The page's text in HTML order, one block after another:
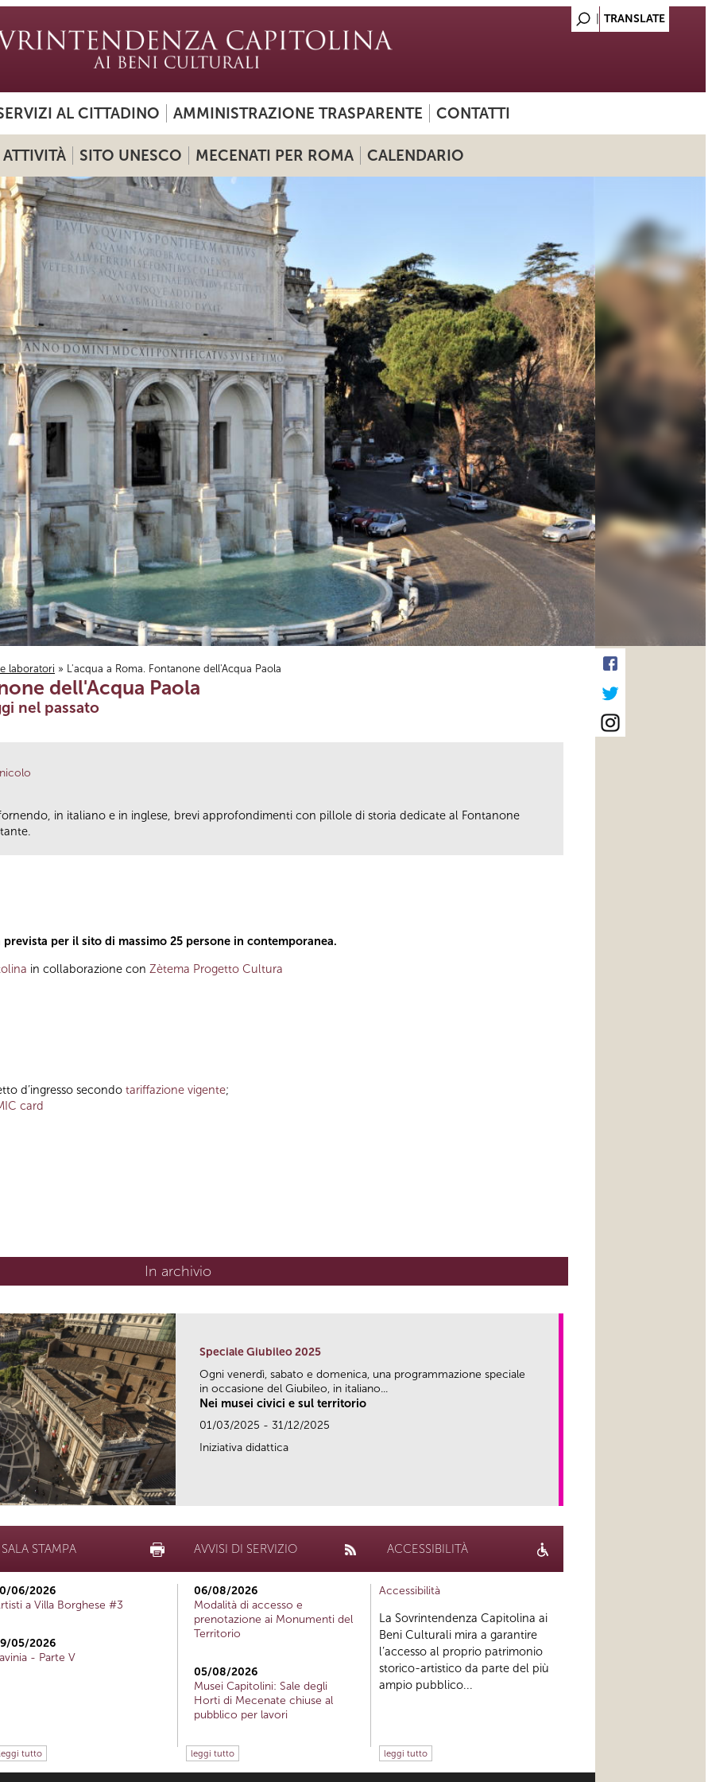
AL CITTADINO AMMINISTRAZIONE TRASPARENTE CONTATTI
ATTIVITÀ SITO UNESCO MECENATI PER ROMA CALENDARIO
laboratori » L'acqua a Roma. Fontanone dell'Acqua Paola
dell'Acqua Paola
nel passato
in italiano e in inglese, brevi approfondimenti con pillole di storia dedicate al Fontanone
per il sito di massimo 25 persone in contemporanea.
in collaborazione con Zètema Progetto Cultura
d’ingresso secondo tariffazione vigente;
card
In archivio
Speciale Giubileo 2025
Ogni venerdì, sabato e domenica, una programmazione speciale
in occasione del Giubileo, in italiano...
Nei musei civici e sul territorio
01/03/2025 - 31/12/2025
Iniziativa didattica
SALA STAMPA
06/2026
a Villa Borghese #3
05/2026
- Parte V
tutto
AVVISI DI SERVIZIO
06/08/2026
Modalità di accesso e
prenotazione ai Monumenti del
Territorio
05/08/2026
Musei Capitolini: Sale degli
Horti di Mecenate chiuse al
pubblico per lavori
leggi tutto
ACCESSIBILITÀ
Accessibilità
La Sovrintendenza Capitolina ai
Beni Culturali mira a garantire
l’accesso al proprio patrimonio
storico-artistico da parte del più
ampio pubblico...
leggi tutto